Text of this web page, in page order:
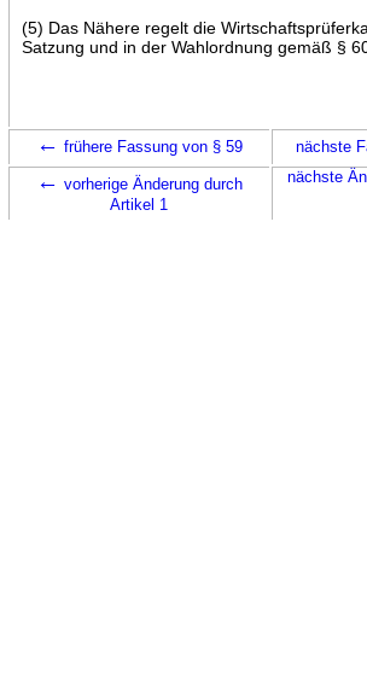
(5) Das Nähere regelt die
Satzung und in der Wahlordnung gemäß § 60
← frühere Fassung von § 59 nächste
← vorherige Änderung durch
Artikel 1
nächste